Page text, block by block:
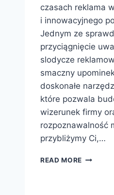
czasach reklama
i innowacyjnego
Jednym ze
przyciągnięcie
slodycze
smaczny
doskonałe
które pozwala
wizerunek firmy
rozpoznawalność
przybliżymy Ci,…
READ MORE